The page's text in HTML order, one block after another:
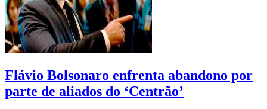
Flávio Bolsonaro enfrenta abandono por
parte de aliados do ‘Centrão’